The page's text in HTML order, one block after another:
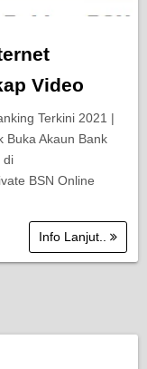
Video
Terkini 2021 |
Buka Akaun Bank
di
BSN Online
Info Lanjut..